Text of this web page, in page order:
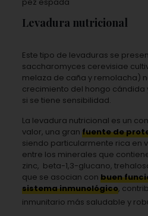
Levadura nutricional
Este tipo de levaduras se
saccharomyces cerevisiae
melaza de caña y remolacha)
crecimiento del hongo cándida
si se tiene sensibilidad.
La levadura nutricional es un
valor, una gran fuente de
siendo particularmente rica en
entre los minerales que
zinc, beta-1,3-glucano,
que se asocian con buen
sistema inmunológico,
inmunitario más saludable y